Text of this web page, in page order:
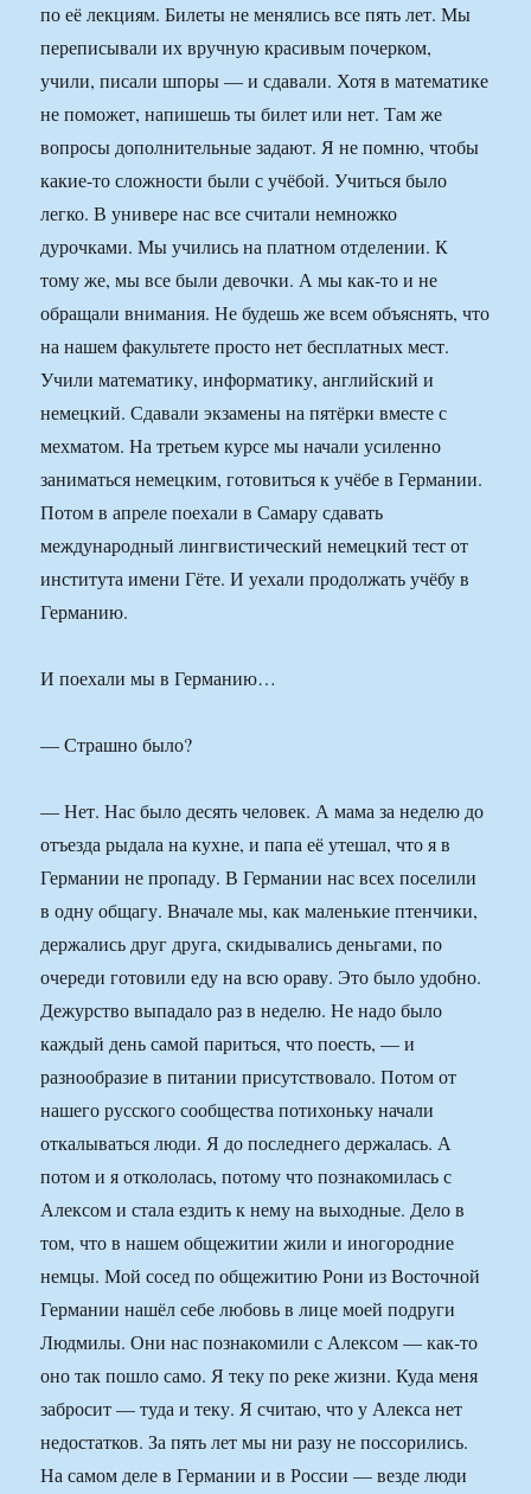
по её лекциям. Билеты не менялись все пять лет. Мы
переписывали их вручную красивым почерком,
учили, писали шпоры — и сдавали. Хотя в математике
не поможет, напишешь ты билет или нет. Там же
вопросы дополнительные задают. Я не помню, чтобы
какие-то сложности были с учёбой. Учиться было
легко. В универе нас все считали немножко
дурочками. Мы учились на платном отделении. К
тому же, мы все были девочки. А мы как-то и не
обращали внимания. Не будешь же всем объяснять, что
на нашем факультете просто нет бесплатных мест.
Учили математику, информатику, английский и
немецкий. Сдавали экзамены на пятёрки вместе с
мехматом. На третьем курсе мы начали усиленно
заниматься немецким, готовиться к учёбе в Германии.
Потом в апреле поехали в Самару сдавать
международный лингвистический немецкий тест от
института имени Гёте. И уехали продолжать учёбу в
Германию.
И поехали мы в Германию…
— Страшно было?
— Нет. Нас было десять человек. А мама за неделю до
отъезда рыдала на кухне, и папа её утешал, что я в
Германии не пропаду. В Германии нас всех поселили
в одну общагу. Вначале мы, как маленькие птенчики,
держались друг друга, скидывались деньгами, по
очереди готовили еду на всю ораву. Это было удобно.
Дежурство выпадало раз в неделю. Не надо было
каждый день самой париться, что поесть, — и
разнообразие в питании присутствовало. Потом от
нашего русского сообщества потихоньку начали
откалываться люди. Я до последнего держалась. А
потом и я откололась, потому что познакомилась с
Алексом и стала ездить к нему на выходные. Дело в
том, что в нашем общежитии жили и иногородние
немцы. Мой сосед по общежитию Рони из Восточной
Германии нашёл себе любовь в лице моей подруги
Людмилы. Они нас познакомили с Алексом — как-то
оно так пошло само. Я теку по реке жизни. Куда меня
забросит — туда и теку. Я считаю, что у Алекса нет
недостатков. За пять лет мы ни разу не поссорились.
На самом деле в Германии и в России — везде люди